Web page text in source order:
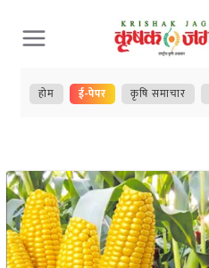
Skip
to
content
होम ई-पेपर कृषि समाचार